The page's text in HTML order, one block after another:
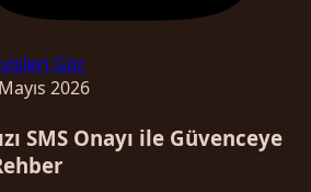
Gör
2026
SMS Onayı ile Güvenceye